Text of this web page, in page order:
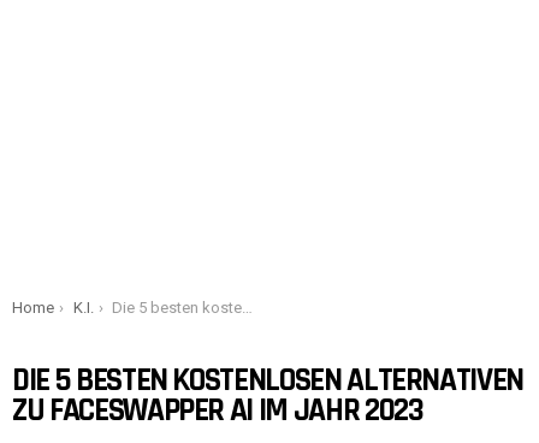
You are here:
Home K.I. Die 5 besten kostenlosen Alternativen zu FaceSwapper AI im Jahr 2023
DIE 5 BESTEN KOSTENLOSEN ALTERNATIVEN
ZU FACESWAPPER AI IM JAHR 2023